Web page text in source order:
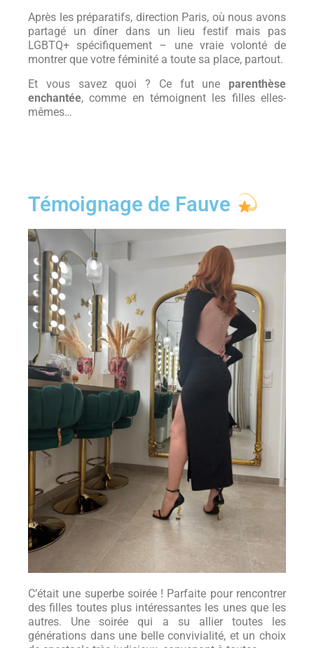
Après les préparatifs, direction Paris, où nous avons
partagé un dîner dans un lieu festif mais pas
LGBTQ+ spécifiquement – une vraie volonté de
montrer que votre féminité a toute sa place, partout.
Et vous savez quoi ? Ce fut une parenthèse
enchantée, comme en témoignent les filles elles-
mêmes…
Témoignage de Fauve
C’était une superbe soirée ! Parfaite pour rencontrer
des filles toutes plus intéressantes les unes que les
autres. Une soirée qui a su allier toutes les
générations dans une belle convivialité, et un choix